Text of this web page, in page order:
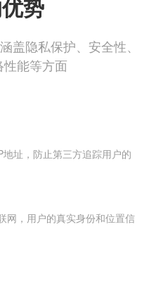
势
盖隐私保护、安全性、
能等方面
址，防止第三方追踪用户的
网，用户的真实身份和位置信